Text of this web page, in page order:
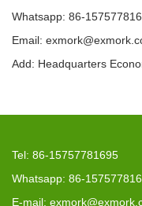
Whatsapp: 86-
Email:
Add: Headquarters
Tel: 86-15757781695
Whatsapp: 86-
E-mail: